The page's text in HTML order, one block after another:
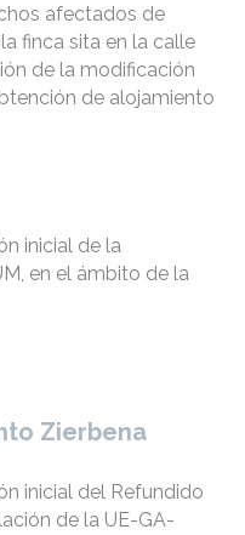
afectados de
finca sita en la calle
de la modificación
de alojamiento
inicial de la
en el ámbito de la
Zierbena
inicial del Refundido
de la UE-GA-